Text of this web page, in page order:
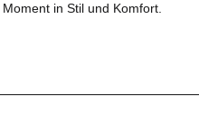
in Stil und Komfort.